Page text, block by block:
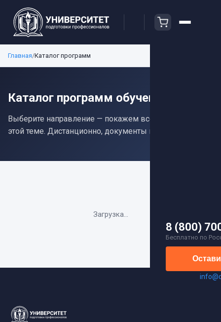
8 (800)
Бесплатно по
Главная/Каталог программ
Каталог программ обучения
Выберите направление — покажем все программы по
этой теме. Дистанционно, документы в ФИС ФРДО.
Загрузка...